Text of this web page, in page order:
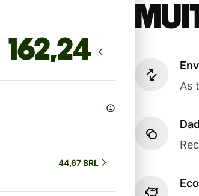
As
44,67 BRL